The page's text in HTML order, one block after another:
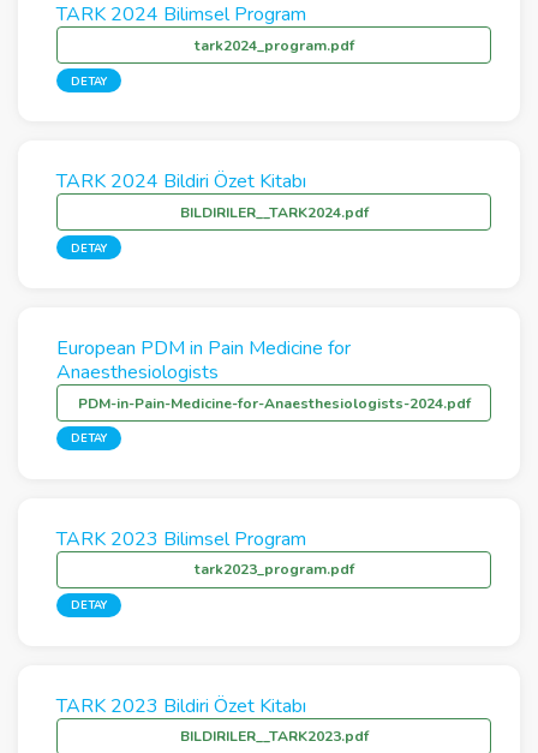
TARK 2024 Bilimsel Program
tark2024_program.pdf
DETAY
TARK 2024 Bildiri Özet Kitabı
BILDIRILER__TARK2024.pdf
DETAY
European PDM in Pain Medicine for
Anaesthesiologists
PDM-in-Pain-Medicine-for-Anaesthesiologists-2024.pdf
DETAY
TARK 2023 Bilimsel Program
tark2023_program.pdf
DETAY
TARK 2023 Bildiri Özet Kitabı
BILDIRILER__TARK2023.pdf